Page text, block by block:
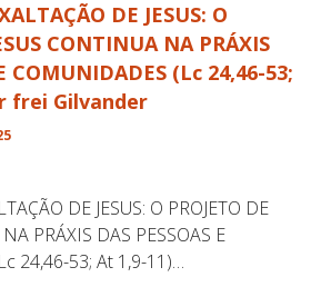
DE JESUS: O
CONTINUA NA PRÁXIS
COMUNIDADES (Lc 24,46-53;
frei Gilvander
DE JESUS: O PROJETO DE
PRÁXIS DAS PESSOAS E
24,46-53; At 1,9-11)…